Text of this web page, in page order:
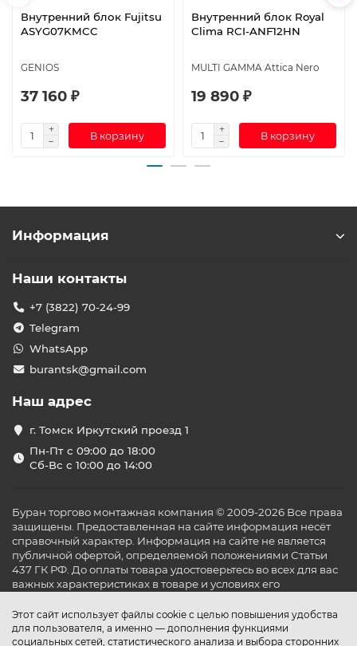
Внутренний блок Fujitsu
ASYG07KMCC
GENIOS
37 160 ₽
В корзину
Внутренний блок Royal
Clima RCI-ANF12HN
MULTI GAMMA Attica Nero
19 890 ₽
В корзину
Этот сайт использует файлы cookie с целью повышения удобства
для пользователя, а именно — дополнения функциями
социальных сетей, статистического анализа и выбора сторонних
Информация
Наши контакты
+7 (3822) 70-24-99
Telegram
WhatsApp
burantsk@gmail.com
Наш адрес
г. Томск Иркутский проезд 1
Пн-Пт с 09:00 до 18:00
Сб-Вс с 10:00 до 14:00
Буран торгово монтажная компания © 2009-2026 Все права
защищены. Предоставленная на сайте информация несёт
справочный характер. Информация на сайте не является
публичной офертой, определяемой положениями Статьи
437 ГК РФ. До оплаты товара удостоверьтесь во всех для вас
важных характеристиках в товаре и условиях его